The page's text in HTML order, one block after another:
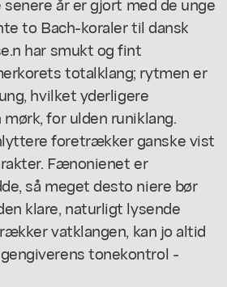
to Bach-koraler til dansk
har smukt og fint
totalklang; rytmen er
hvilket yderligere
for ulden runiklang.
foretrækker ganske vist
Fænonienet er
så meget desto niere bør
klare, naturligt lysende
vatklangen, kan jo altid
tonekontrol -